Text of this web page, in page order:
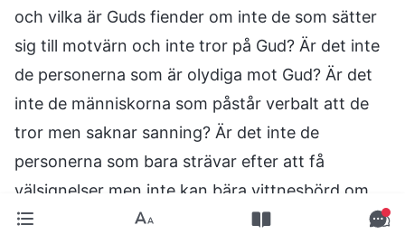
och vilka är Guds fiender om inte de som sätter
sig till motvärn och inte tror på Gud? Är det inte
de personerna som är olydiga mot Gud? Är det
inte de människorna som påstår verbalt att de
tror men saknar sanning? Är det inte de
personerna som bara strävar efter att få
välsignelser men inte kan bära vittnesbörd om
Gud? Du umgås fortfarande med dessa demoner